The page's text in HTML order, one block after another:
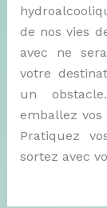
de nos vies
avec ne
votre
un
emballez
Pratiquez
sortez avec